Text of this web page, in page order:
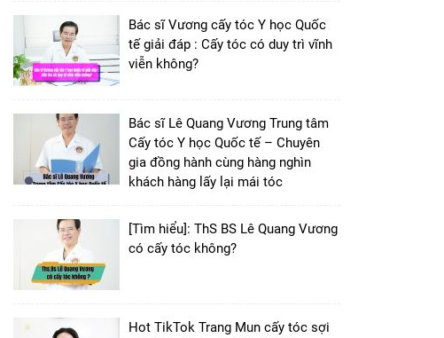
Bác sĩ Vương cấy tóc Y học Quốc
tế giải đáp : Cấy tóc có duy trì vĩnh
viễn không?
Bác sĩ Lê Quang Vương Trung tâm
Cấy tóc Y học Quốc tế – Chuyên
gia đồng hành cùng hàng nghìn
khách hàng lấy lại mái tóc
[Tìm hiểu]: ThS BS Lê Quang Vương
có cấy tóc không?
Hot TikTok Trang Mun cấy tóc sợi